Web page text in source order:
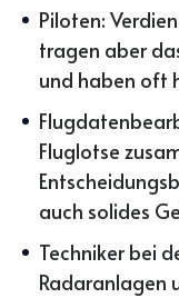
Piloten:
tragen aber
und haben oft
Fluglotse
auch solides
Techniker bei
Radaranlagen